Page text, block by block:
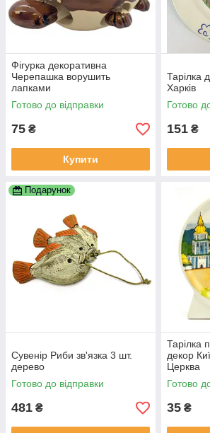
Фігурка декоративна
Черепашка ворушить
лапками
Готово до відправки
75 ₴
Купити
Тарілка
Харків
Готово
151 ₴
Подарунок
Сувенір Риби зв'язка 3 шт.
дерево
Готово до відправки
481 ₴
Тарілка
декор
Церква
Готово
35 ₴